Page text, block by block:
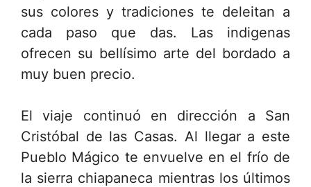
sus colores y tradiciones te deleitan a
cada paso que das. Las indigenas
ofrecen su bellísimo arte del bordado a
muy buen precio.
El viaje continuó en dirección a San
Cristóbal de las Casas. Al llegar a este
Pueblo Mágico te envuelve en el frío de
la sierra chiapaneca mientras los últimos